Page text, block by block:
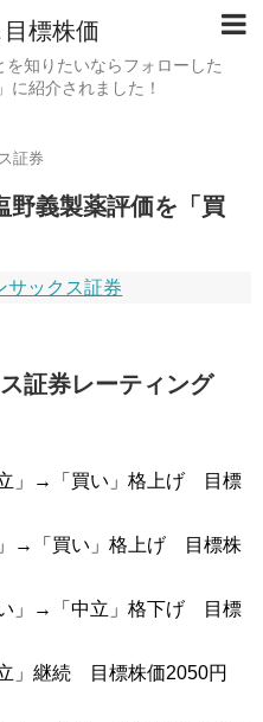
標株価
知りたいならフォローした
に紹介されました！
証券
野義製薬評価を「買
サックス証券
証券レーティング
」→「買い」格上げ 目標
→「買い」格上げ 目標株
」→「中立」格下げ 目標
」継続 目標株価2050円